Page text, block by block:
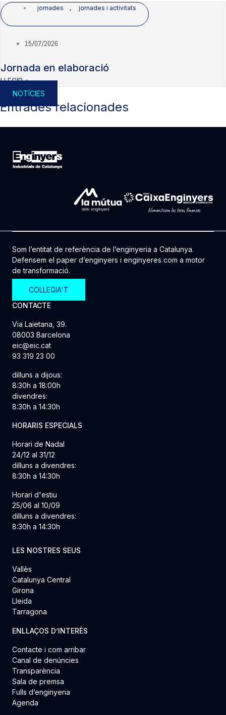
jornades , jornades i activitats
15/07/2026
Jornada en elaboració
LLEGIR +
NOTÍCIES
Entrades relacionades
Som l’entitat de referència de l’enginyeria a Catalunya.
Defensem el paper d’enginyers i enginyeres com a motor
de transformació.
COL·LEGIA'T
CONTACTE
Via Laietana, 39.
08003 Barcelona
eic@eic.cat
93 319 23 00
dilluns a dijous:
8:30h a 18:00h
divendres:
8:30h a 14:30h
HORARIS ESPECIALS
Horari de Nadal
24/12 al 31/12
dilluns a divendres:
8:30h a 14:30h
Horari d'estiu
25/06 al 10/09
dilluns a divendres:
8:30h a 14:30h
LES NOSTRES SEUS
Vallès
Catalunya Central
Girona
Lleida
Tarragona
ENLLAÇOS D’INTERÈS
Contacte i com arribar
Canal de denúncies
Transparència
Sala de premsa
Fulls d’enginyeria
Agenda